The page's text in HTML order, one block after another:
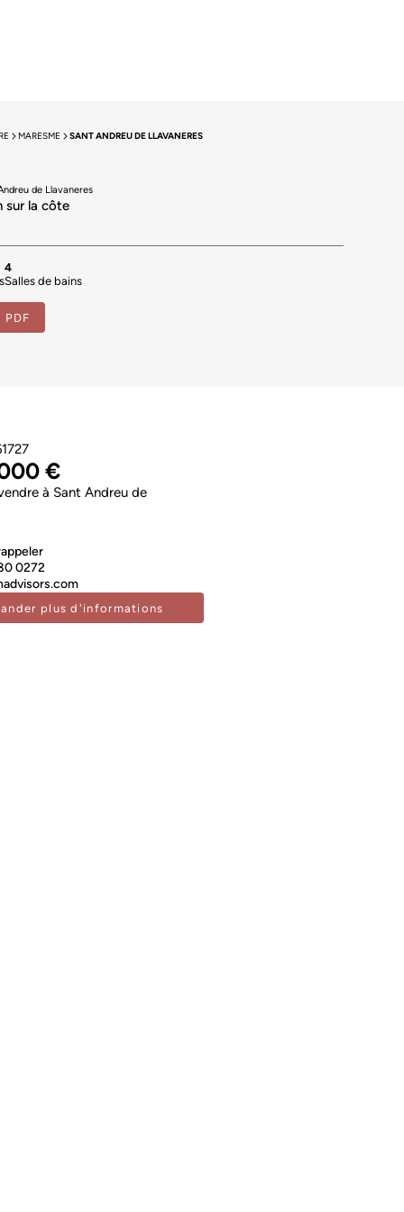
MARESME SANT ANDREU DE LLAVANERES
de Llavaneres
sur la côte
4
Salles de bains
€
à Sant Andreu de
0272
plus d'informations